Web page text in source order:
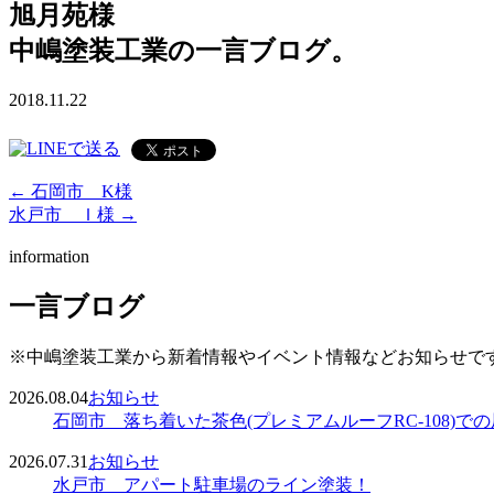
旭月苑様
中嶋塗装工業の一言ブログ。
2018.11.22
← 石岡市 K様
水戸市 Ｉ様 →
information
一言ブログ
※中嶋塗装工業から新着情報やイベント情報などお知らせで
2026.08.04お知らせ
石岡市 落ち着いた茶色(プレミアムルーフRC-108)での
2026.07.31 お知らせ
水戸市 アパート駐車場のライン塗装！